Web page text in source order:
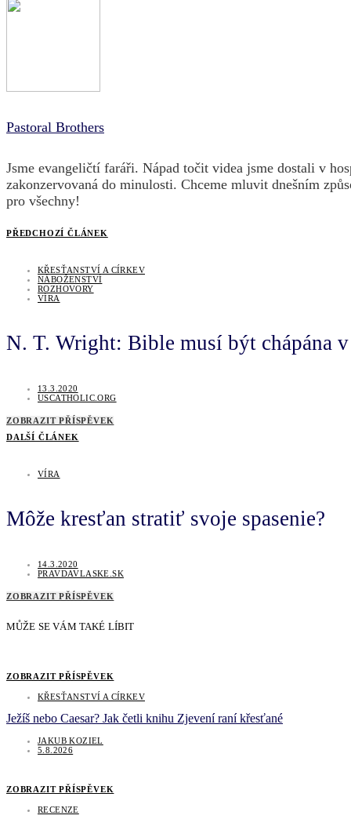
Pastoral Brothers
Jsme evangeličtí faráři. Nápad točit videa jsme dostali v
zakonzervovaná do minulosti. Chceme mluvit dnešním
pro všechny!
PŘEDCHOZÍ ČLÁNEK
KŘESŤANSTVÍ A CÍRKEV
NÁBOŽENSTVÍ
ROZHOVORY
VÍRA
N. T. Wright: Bible musí být chápána
13.3.2020
USCATHOLIC.ORG
ZOBRAZIT PŘÍSPĚVEK
DALŠÍ ČLÁNEK
VÍRA
Môže kresťan stratiť svoje spasenie?
14.3.2020
PRAVDAVLASKE.SK
ZOBRAZIT PŘÍSPĚVEK
MŮŽE SE VÁM TAKÉ LÍBIT
ZOBRAZIT PŘÍSPĚVEK
KŘESŤANSTVÍ A CÍRKEV
Ježíš nebo Caesar? Jak četli knihu Zjevení raní křesťané
JAKUB KOZIEL
5.8.2026
ZOBRAZIT PŘÍSPĚVEK
RECENZE